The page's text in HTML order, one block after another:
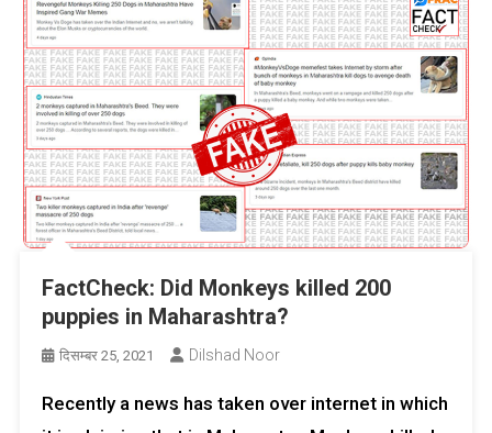
FactCheck: Did Monkeys killed 200
puppies in Maharashtra?
दिसम्बर 25, 2021 Dilshad Noor
Recently a news has taken over internet in which